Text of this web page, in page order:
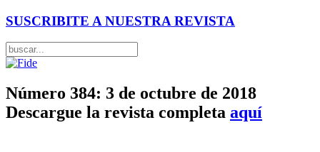
SUSCRIBITE A NUESTRA REVISTA
Número 384: 3 de octubre de 2018
Descargue la revista completa aquí